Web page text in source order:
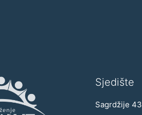
Sjedište
Sagrdžije 43